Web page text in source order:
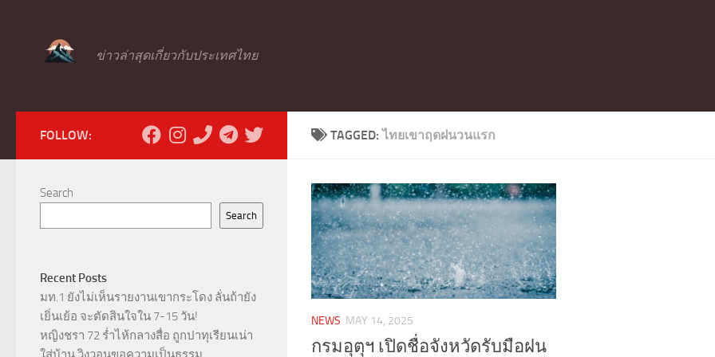
ข่าวล่าสุดเกี่ยวกับประเทศไทย
TAGGED:ไทยเขาฤดฝนวนแรก
NEWS MAY 14, 2025
กรมอุตุฯ เปิดชื่อจังหวัดรับมือฝน
FOLLOW:
Search
Search
Recent Posts
มท.1 ยังไม่เห็นรายงานเขากระโดง ลั่นถ้ายัง
เยิ่นเย้อ จะตัดสินใจใน 7-15 วัน!
หญิงชรา 72 ร่ำไห้กลางสื่อ ถูกปาทุเรียนเน่า